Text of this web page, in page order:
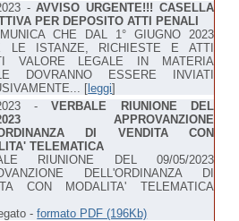
-AVVISO URGENTE!!! CASELLA
PER DEPOSITO ATTI PENALI
CHE DAL 1° GIUGNO 2023
LE ISTANZE, RICHIESTE E ATTI
VALORE LEGALE IN MATERIA
DOVRANNO ESSERE INVIATI
[ leggi]
2023 -VERBALE RIUNIONE DEL
2023 APPROVANZIONE
DI VENDITA CON
TELEMATICA
RIUNIONE DEL 09/05/2023
DELL'ORDINANZA DI
CON MODALITA' TELEMATICA
-formato PDF (196Kb)